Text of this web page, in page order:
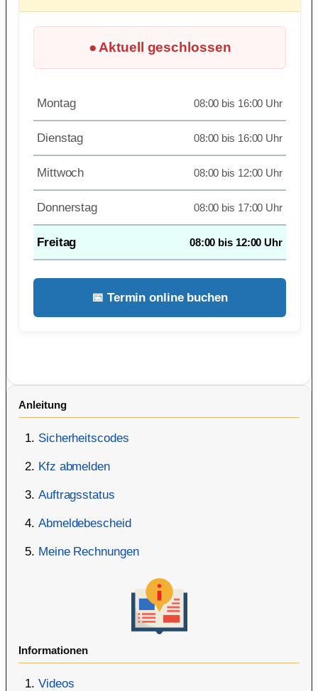
Anleitung
Sicherheitscodes
Kfz abmelden
Auftragsstatus
Abmeldebescheid
Meine Rechnungen
Informationen
Videos
● Aktuell geschlossen
Montag 08:00 bis 16:00 Uhr
Dienstag 08:00 bis 16:00 Uhr
Mittwoch 08:00 bis 12:00 Uhr
Donnerstag 08:00 bis 17:00 Uhr
Freitag 08:00 bis 12:00 Uhr
📅 Termin online buchen